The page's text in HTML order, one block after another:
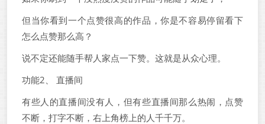
但当你看到一个点赞很高的作品，你是不容易停留看下
怎么点赞那么高？
说不定还能随手帮人家点一下赞。这就是从众心理。
功能2、 直播间
有些人的直播间没有人，但有些直播间那么热闹，点赞
不断，打字不断，右上角榜上的人千千万。